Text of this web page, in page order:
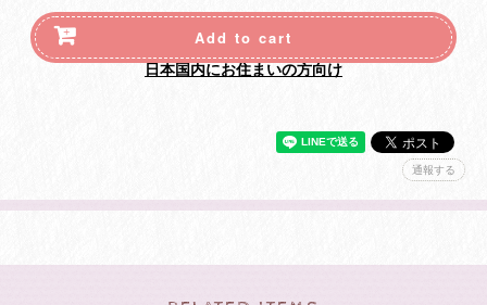
Add to cart
日本国内にお住まいの方向け
通報する